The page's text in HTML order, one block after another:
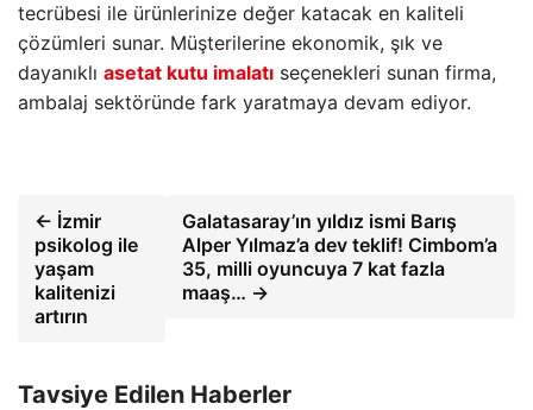
tecrübesi ile ürünlerinize değer katacak en kaliteli
çözümleri sunar. Müşterilerine ekonomik, şık ve
dayanıklı asetat kutu imalatı seçenekleri sunan firma,
ambalaj sektöründe fark yaratmaya devam ediyor.
← İzmir
psikolog ile
yaşam
kalitenizi
artırın
Galatasaray’ın yıldız ismi Barış
Alper Yılmaz’a dev teklif! Cimbom’a
35, milli oyuncuya 7 kat fazla
maaş… →
Tavsiye Edilen Haberler